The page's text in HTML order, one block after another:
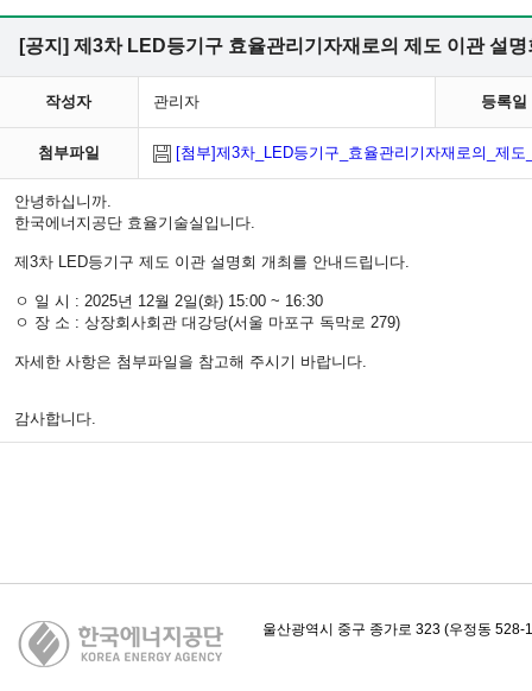
프로그램
[공지] 제3차 LED등기구 효율관리기자재로의 제도 이관 설
작성자 관리자 등록일
첨부파일 [첨부]제3차_LED등기구_효율관리기자재로의_제
안녕하십니까.
한국에너지공단 효율기술실입니다.
제3차 LED등기구 제도 이관 설명회 개최를 안내드립니다.
ㅇ 일 시 : 2025년 12월 2일(화) 15:00 ~ 16:30
ㅇ 장 소 : 상장회사회관 대강당(서울 마포구 독막로 279)
자세한 사항은 첨부파일을 참고해 주시기 바랍니다.
감사합니다.
울산광역시 중구 종가로 323 (우정동 528-